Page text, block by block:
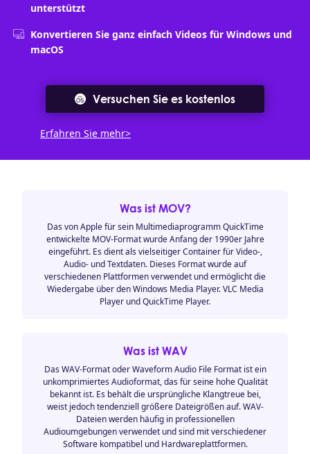
unterstützt
Konvertieren Sie ganz einfach Videos für Windows und
macOS
Versuchen Sie es kostenlos
Erfahren Sie mehr>
Was ist MOV?
Das von Apple für sein Multimediaprogramm QuickTime
entwickelte MOV-Format wurde Anfang der 1990er Jahre
eingeführt. Es dient als vielseitiger Container für Video-,
Audio- und Textdaten. Dieses Format wurde auf
verschiedenen Plattformen verwendet und ermöglicht die
Wiedergabe über den Windows Media Player. VLC Media
Player und QuickTime Player.
Was ist WAV
Das WAV-Format oder Waveform Audio File Format ist ein
unkomprimiertes Audioformat, das für seine hohe Qualität
bekannt ist. Es behält die ursprüngliche Klangtreue bei,
weist jedoch tendenziell größere Dateigrößen auf. WAV-
Dateien werden häufig in professionellen
Audioumgebungen verwendet und sind mit verschiedener
Software kompatibel und Hardwareplattformen.